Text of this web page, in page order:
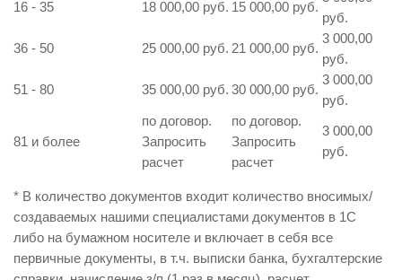
16 - 35
18 000,00 руб. 15 000,00 руб.
руб.
36 - 50
25 000,00 руб. 21 000,00 руб.
3 000,00
руб.
51 - 80
35 000,00 руб. 30 000,00 руб.
3 000,00
руб.
81 и более
по договор.
Запросить
расчет
по договор.
Запросить
расчет
3 000,00
руб.
* В количество документов входит количество вносимых/
создаваемых нашими специалистами документов в 1С
либо на бумажном носителе и включает в себя все
первичные документы, в т.ч. выписки банка, бухгалтерские